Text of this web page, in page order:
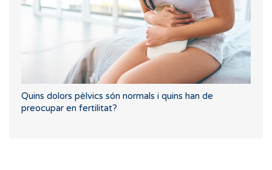
Quins dolors pèlvics són normals i quins han de
preocupar en fertilitat?